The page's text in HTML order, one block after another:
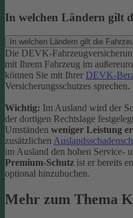
In welchen Ländern gilt
In welchen Ländern gilt die
Die DEVK-
mit Ihrem Fahrzeug im
können Sie mit Ihrer DEVK-
Versicherungsschutzes sprechen.
Wichtig: Im Ausland wird der
der dortigen Rechtslage
Umständen weniger Leistung
zusätzlichen
im Ausland den hohen Service-
Premium-Schutz ist er bereits
optional hinzubuchen.
Mehr zum Thema